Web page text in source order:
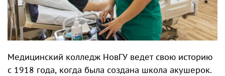
Медицинский колледж НовГУ ведет свою историю
с 1918 года, когда была создана школа акушерок.